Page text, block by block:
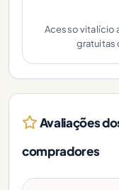
Acesso vitalício
gratuitas
Avaliações
compradores